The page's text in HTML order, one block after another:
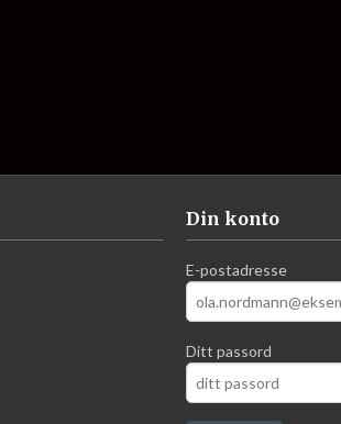
Din konto
E-postadresse
Ditt passord